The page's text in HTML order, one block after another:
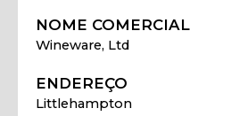
NOME COMERCIAL
Wineware, Ltd
ENDEREÇO
Littlehampton